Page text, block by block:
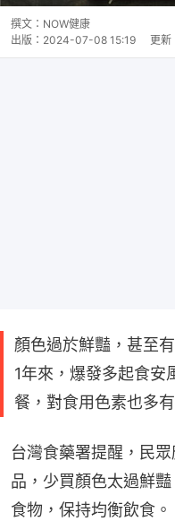
撰文： NOW健康
出版： 2024-07-08 15:19 更新
顏色過於鮮豔，甚至
1年來，爆發多起食安
餐，對食用色素也多
台灣食藥署提醒，民
品，少買顏色太過鮮
食物，保持均衡飲食。